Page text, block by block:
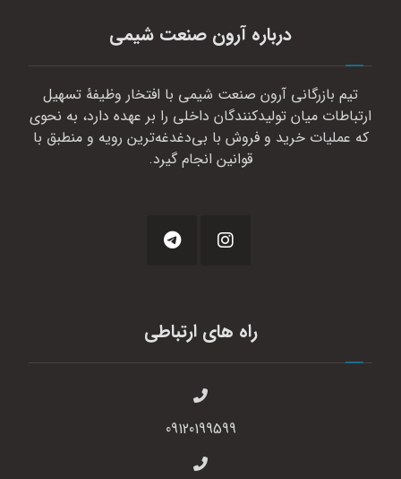
درباره آرون صنعت شیمی
تیم بازرگانی آرون صنعت شیمی با افتخار وظیفهٔ تسهیل
ارتباطات میان تولیدکنندگان داخلی را بر عهده دارد، به نحوی
که عملیات خرید و فروش با بی‌دغدغه‌ترین رویه و منطبق با
قوانین انجام گیرد.
راه های ارتباطی
09120199599